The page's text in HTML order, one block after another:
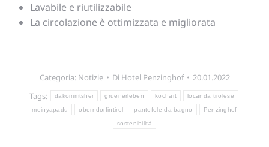
Lavabile e riutilizzabile
La circolazione è ottimizzata e migliorata
Categoria: Notizie Di Hotel Penzinghof
20.01.2022
Tags:
dakommtsher gruenerleben kochart locanda tirolese
meinyapadu oberndorfintirol pantofole da bagno Penzinghof
sostenibilità